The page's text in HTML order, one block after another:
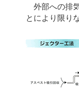
外部への排
とにより限り